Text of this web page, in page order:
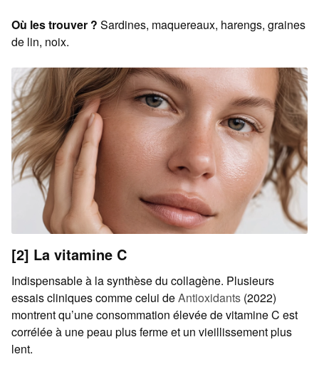
Où les trouver ? Sardines, maquereaux, harengs, graines
de lin, noix.
[2] La vitamine C
Indispensable à la synthèse du collagène. Plusieurs
essais cliniques comme celui deAntioxidants (2022)
montrent qu’une consommation élevée de vitamine C est
corrélée à une peau plus ferme et un vieillissement plus
lent.